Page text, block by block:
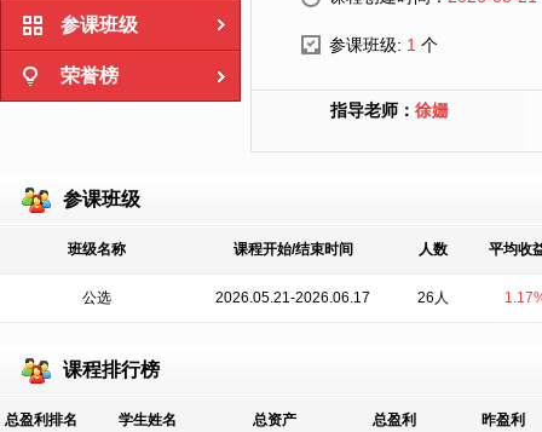
参课班级
荣誉榜
参课班级: 1 个
指导老师： 徐姗
参课班级
班级名称 课程开始/结束时间 人数 平均收
公选 2026.05.21-2026.06.17 26人
课程排行榜
总盈利排名 学生姓名 总资产 总盈利 昨盈利